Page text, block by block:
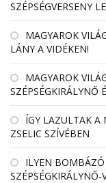
SZÉPSÉGVERSENY
MAGYAROK
LÁNY A VIDÉKEN!
MAGYAROK
SZÉPSÉGKIRÁLYNŐ
ÍGY LAZULTAK A
ZSELIC SZÍVÉBEN
ILYEN BOMBÁZÓ